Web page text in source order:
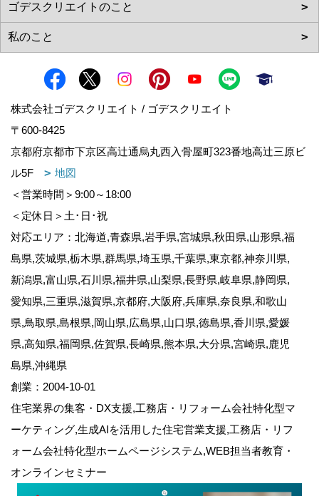
株式会社ゴデスクリエイト / ゴデスクリエイト
〒600-8425
京都府京都市下京区高辻通烏丸西入骨屋町323番地高辻三原ビ
ル5F
地図
＜営業時間＞9:00～18:00
＜定休日＞土･日･祝
対応エリア：北海道,青森県,岩手県,宮城県,秋田県,山形県,福
島県,茨城県,栃木県,群馬県,埼玉県,千葉県,東京都,神奈川県,
新潟県,富山県,石川県,福井県,山梨県,長野県,岐阜県,静岡県,
愛知県,三重県,滋賀県,京都府,大阪府,兵庫県,奈良県,和歌山
県,鳥取県,島根県,岡山県,広島県,山口県,徳島県,香川県,愛媛
県,高知県,福岡県,佐賀県,長崎県,熊本県,大分県,宮崎県,鹿児
島県,沖縄県
創業：2004-10-01
住宅業界の集客・DX支援,工務店・リフォーム会社特化型マ
ーケティング,生成AIを活用した住宅営業支援,工務店・リフ
ォーム会社特化型ホームページシステム,WEB担当者教育・
オンラインセミナー